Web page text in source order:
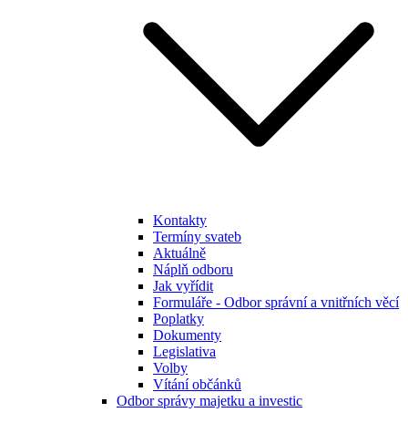
Kontakty
Termíny svateb
Aktuálně
Náplň odboru
Jak vyřídit
Formuláře - Odbor správní a vnitřních věcí
Poplatky
Dokumenty
Legislativa
Volby
Vítání občánků
Odbor správy majetku a investic